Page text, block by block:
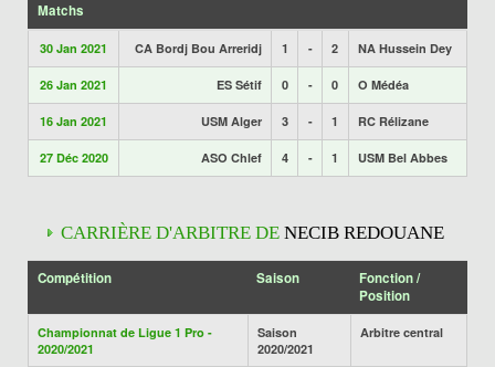
Matchs
30 Jan 2021 CA Bordj Bou Arreridj 1 - 2 NA Hussein Dey
26 Jan 2021 ES Sétif 0 - 0 O Médéa
16 Jan 2021 USM Alger 3 - 1 RC Rélizane
27 Déc 2020 ASO Chlef 4 - 1 USM Bel Abbes
CARRIÈRE D'ARBITRE DE NECIB REDOUANE
Compétition Saison
Fonction /
Position
Championnat de Ligue 1 Pro -
2020/2021
Saison
2020/2021
Arbitre central